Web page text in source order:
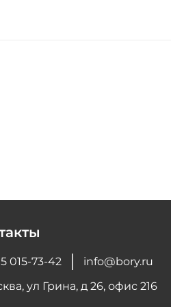
015-73-42
info@bory.ru
ул Грина, д 26, офис 216